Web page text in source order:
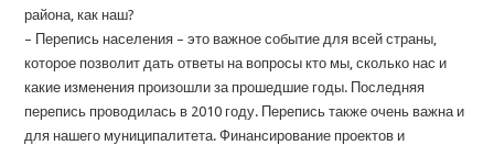
района, как наш?
– Перепись населения – это важное событие для всей страны,
которое позволит дать ответы на вопросы кто мы, сколько нас и
какие изменения произошли за прошедшие годы. Последняя
перепись проводилась в 2010 году. Перепись также очень важна и
для нашего муниципалитета. Финансирование проектов и